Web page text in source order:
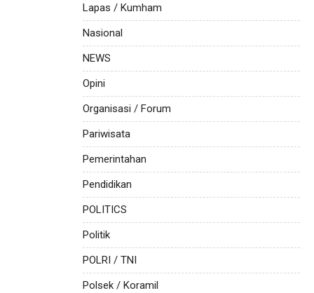
Lapas / Kumham
Nasional
NEWS
Opini
Organisasi / Forum
Pariwisata
Pemerintahan
Pendidikan
POLITICS
Politik
POLRI / TNI
Polsek / Koramil